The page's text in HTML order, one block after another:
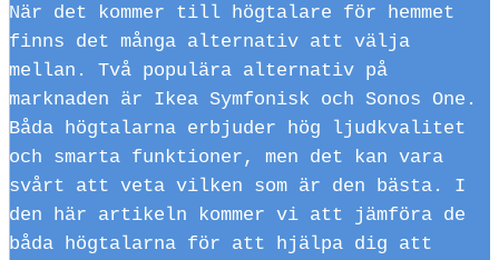
När det kommer till högtalare för hemmet
finns det många alternativ att välja
mellan. Två populära alternativ på
marknaden är Ikea Symfonisk och Sonos One.
Båda högtalarna erbjuder hög ljudkvalitet
och smarta funktioner, men det kan vara
svårt att veta vilken som är den bästa. I
den här artikeln kommer vi att jämföra de
båda högtalarna för att hjälpa dig att